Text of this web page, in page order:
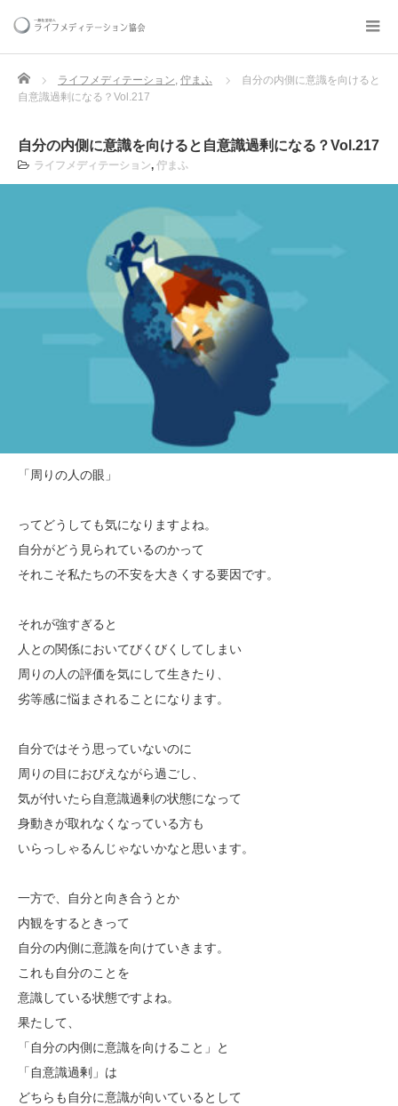
Home ライフメディテーション, 佇まふ
自分の内側に意識を向けると
自意識過剰になる？Vol.217
自分の内側に意識を向けると自意識過剰になる？Vol.217
ライフメディテーション, 佇まふ
「周りの人の眼」
ってどうしても気になりますよね。
自分がどう見られているのかって
それこそ私たちの不安を大きくする要因です。
それが強すぎると
人との関係においてびくびくしてしまい
周りの人の評価を気にして生きたり、
劣等感に悩まされることになります。
自分ではそう思っていないのに
周りの目におびえながら過ごし、
気が付いたら自意識過剰の状態になって
身動きが取れなくなっている方も
いらっしゃるんじゃないかなと思います。
一方で、自分と向き合うとか
内観をするときって
自分の内側に意識を向けていきます。
これも自分のことを
意識している状態ですよね。
果たして、
「自分の内側に意識を向けること」と
「自意識過剰」は
どちらも自分に意識が向いているとして